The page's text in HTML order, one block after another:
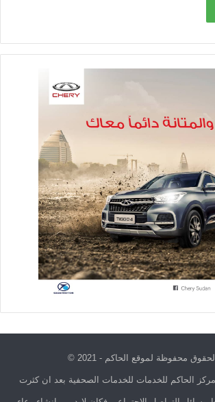
محفوظة لموقع الحاكم - 2021 ©
الحاكم للخدمات للخدمات الصحفية بعد ان كثرت